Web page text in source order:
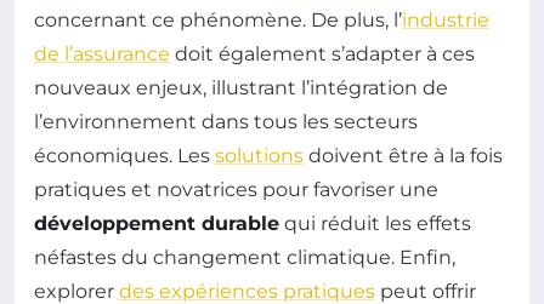
concernant ce phénomène. De plus, l’industrie
de l’assurance doit également s’adapter à ces
nouveaux enjeux, illustrant l’intégration de
l’environnement dans tous les secteurs
économiques. Les solutions doivent être à la fois
pratiques et novatrices pour favoriser une
développement durable qui réduit les effets
néfastes du changement climatique. Enfin,
explorer des expériences pratiques peut offrir